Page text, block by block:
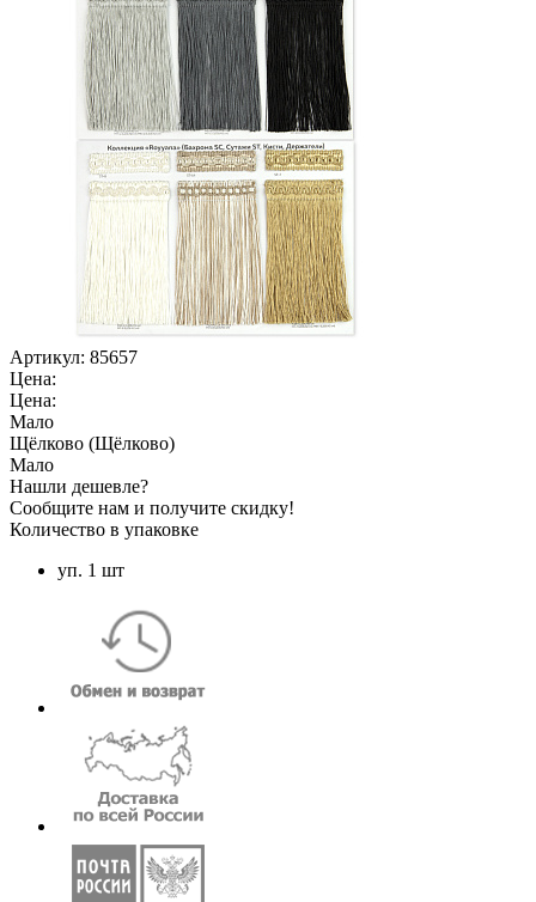
Артикул: 85657
Цена:
Цена:
Мало
Щёлково (Щёлково)
Мало
Нашли дешевле?
Сообщите нам и получите скидку!
Количество в упаковке
уп. 1 шт